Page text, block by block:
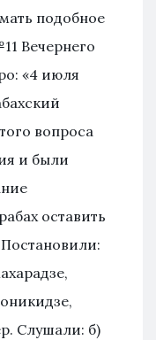
подобное
Вечернего
«4 июля
вопроса
и были
оставить
Слушали: б)